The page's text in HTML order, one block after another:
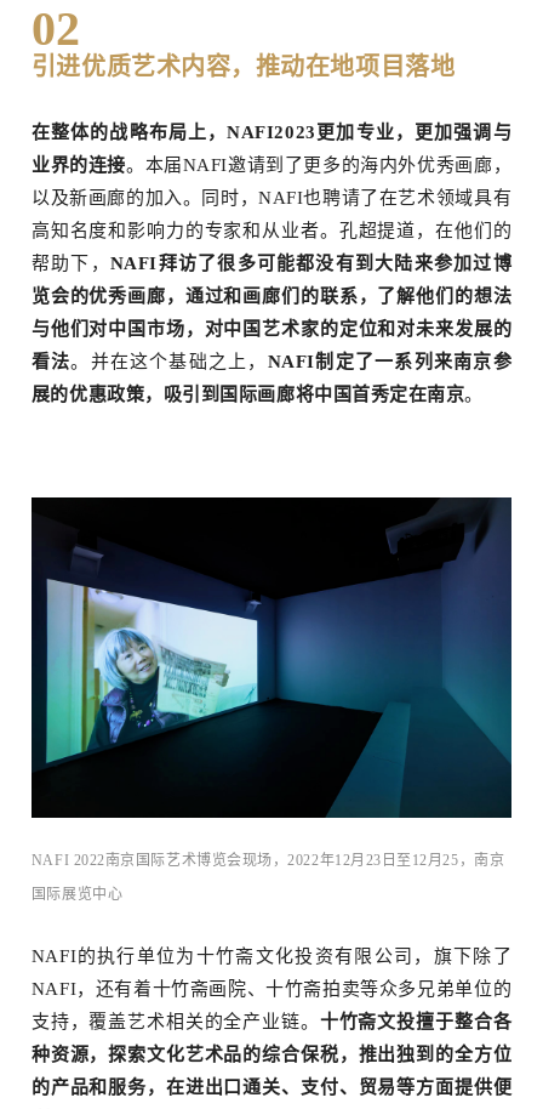
02
引进优质艺术内容，推动在地项目落地
在整体的战略布局上，NAFI2023更加专业，更加强调与
业界的连接。本届NAFI邀请到了更多的海内外优秀画廊，
以及新画廊的加入。同时，NAFI也聘请了在艺术领域具有
高知名度和影响力的专家和从业者。孔超提道，在他们的
帮助下， NAFI拜访了很多可能都没有到大陆来参加过博
览会的优秀画廊，通过和画廊们的联系，了解他们的想法
与他们对中国市场，对中国艺术家的定位和对未来发展的
看法。并在这个基础之上， NAFI制定了一系列来南京参
展的优惠政策，吸引到国际画廊将中国首秀定在南京。
NAFI 2022南京国际艺术博览会现场，2022年12月23日至12月25，南京
国际展览中⼼
NAFI的执行单位为十竹斋文化投资有限公司，旗下除了
NAFI，还有着十竹斋画院、十竹斋拍卖等众多兄弟单位的
支持，覆盖艺术相关的全产业链。 十竹斋文投擅于整合各
种资源，探索文化艺术品的综合保税，推出独到的全方位
的产品和服务，在进出口通关、支付、贸易等方面提供便